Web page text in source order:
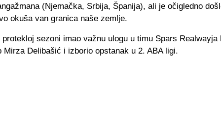
(Njemačka, Srbija, Španija), ali je očigledno
okuša van granica naše zemlje.
protekloj sezoni imao važnu ulogu u timu Spars Realwayja
Mirza Delibašić i izborio opstanak u 2. ABA ligi.